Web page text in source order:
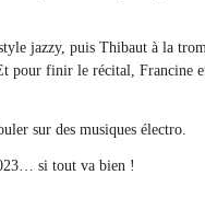
jazzy, puis Thibaut à la
pour finir le récital, Francine
sur des musiques électro.
si tout va bien !